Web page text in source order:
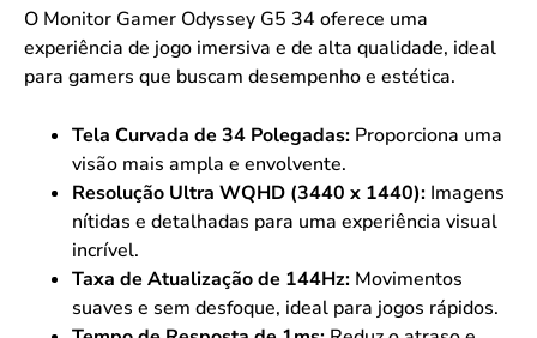
O Monitor Gamer Odyssey G5 34 oferece uma
experiência de jogo imersiva e de alta qualidade, ideal
para gamers que buscam desempenho e estética.
Tela Curvada de 34 Polegadas: Proporciona uma
visão mais ampla e envolvente.
Resolução Ultra WQHD (3440 x 1440): Imagens
nítidas e detalhadas para uma experiência visual
incrível.
Taxa de Atualização de 144Hz: Movimentos
suaves e sem desfoque, ideal para jogos rápidos.